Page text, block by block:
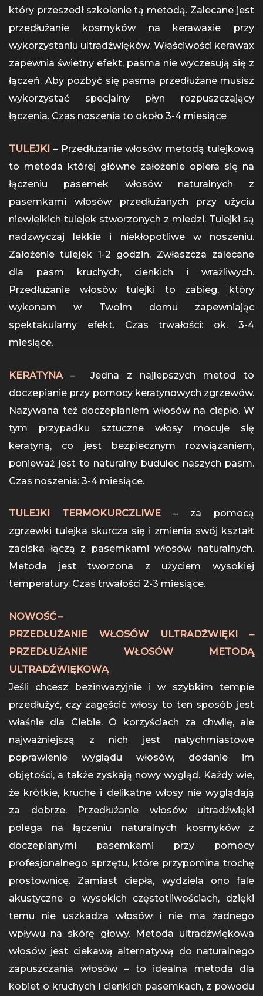
który przeszedł szkolenie tą metodą. Zalecane jest
przedłużanie kosmyków na kerawaxie przy
wykorzystaniu ultradźwięków. Właściwości kerawax
zapewnia świetny efekt, pasma nie wyczesują się z
łączeń. Aby pozbyć się pasma przedłużane musisz
wykorzystać specjalny płyn rozpuszczający
łączenia. Czas noszenia to około 3-4 miesiące
TULEJKI– Przedłużanie włosów metodą tulejkową
to metoda której główne założenie opiera się na
łączeniu pasemek włosów naturalnych z
pasemkami włosów przedłużanych przy użyciu
niewielkich tulejek stworzonych z miedzi. Tulejki są
nadzwyczaj lekkie i niekłopotliwe w noszeniu.
Założenie tulejek 1-2 godzin. Zwłaszcza zalecane
dla pasm kruchych, cienkich i wrażliwych.
Przedłużanie włosów tulejki to zabieg, który
wykonam w Twoim domu zapewniając
spektakularny efekt. Czas trwałości: ok. 3-4
miesiące.
KERATYNA – Jedna z najlepszych metod to
doczepianie przy pomocy keratynowych zgrzewów.
Nazywana też doczepianiem włosów na ciepło. W
tym przypadku sztuczne włosy mocuje się
keratyną, co jest bezpiecznym rozwiązaniem,
ponieważ jest to naturalny budulec naszych pasm.
Czas noszenia: 3-4 miesiące.
TULEJKI TERMOKURCZLIWE – za pomocą
zgrzewki tulejka skurcza się i zmienia swój kształt
zaciska łączą z pasemkami włosów naturalnych.
Metoda jest tworzona z użyciem wysokiej
temperatury. Czas trwałości 2-3 miesiące.
NOWOŚĆ –
PRZEDŁUŻANIE WŁOSÓW ULTRADŹWIĘKI –
PRZEDŁUŻANIE WŁOSÓW METODĄ
ULTRADŹWIĘKOWĄ
Jeśli chcesz bezinwazyjnie i w szybkim tempie
przedłużyć, czy zagęścić włosy to ten sposób jest
właśnie dla Ciebie. O korzyściach za chwilę, ale
najważniejszą z nich jest natychmiastowe
poprawienie wyglądu włosów, dodanie im
objętości, a także zyskają nowy wygląd. Każdy wie,
że krótkie, kruche i delikatne włosy nie wyglądają
za dobrze. Przedłużanie włosów ultradźwięki
polega na łączeniu naturalnych kosmyków z
doczepianymi pasemkami przy pomocy
profesjonalnego sprzętu, które przypomina trochę
prostownicę. Zamiast ciepła, wydziela ono fale
akustyczne o wysokich częstotliwościach, dzięki
temu nie uszkadza włosów i nie ma żadnego
wpływu na skórę głowy. Metoda ultradźwiękowa
włosów jest ciekawą alternatywą do naturalnego
zapuszczania włosów – to idealna metoda dla
kobiet o kruchych i cienkich pasemkach, z powodu